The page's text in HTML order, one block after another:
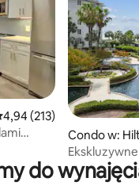
ocena: 4,94 na 5,
4,94 (213)
Condo w:
ocean
do